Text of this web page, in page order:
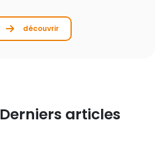
découvrir
Derniers articles